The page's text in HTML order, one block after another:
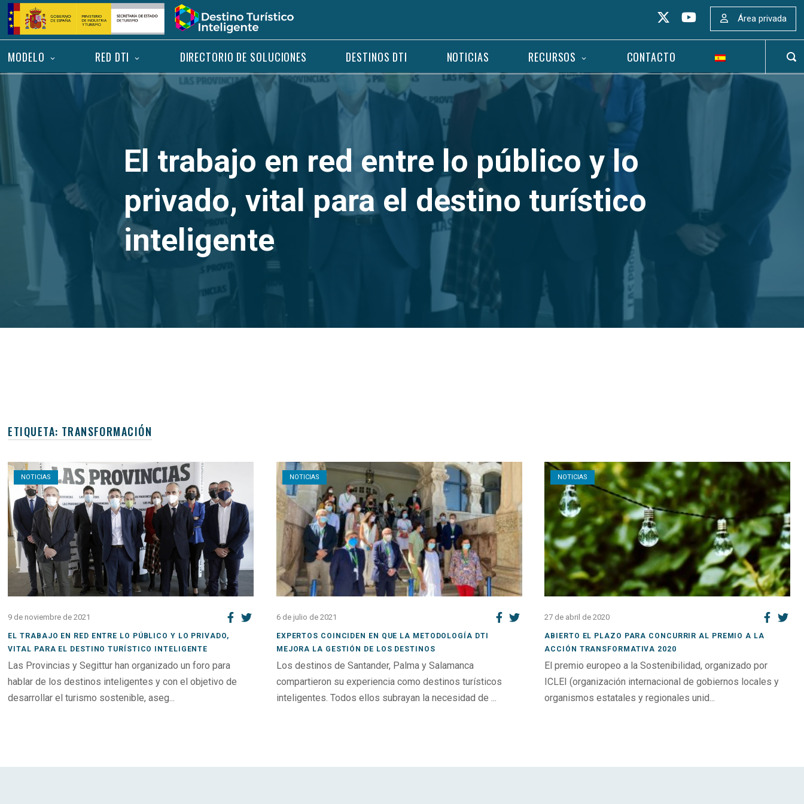
Saltar
contenido
Inicio
Área privada
MODELO RED DTI DIRECTORIO DE SOLUCIONES DESTINOS DTI NOTICIAS RECURSOS CONTACTO
El trabajo en red entre lo público y lo
privado, vital para el destino turístico
inteligente
ETIQUETA: TRANSFORMACIÓN
NOTICIAS
Open post
9 de noviembre de 2021
EL TRABAJO EN RED ENTRE LO PÚBLICO Y LO PRIVADO,
VITAL PARA EL DESTINO TURÍSTICO INTELIGENTE
Las Provincias y Segittur han organizado un foro para
hablar de los destinos inteligentes y con el objetivo de
desarrollar el turismo sostenible, aseg...
NOTICIAS
Open post
6 de julio de 2021
EXPERTOS COINCIDEN EN QUE LA METODOLOGÍA DTI
MEJORA LA GESTIÓN DE LOS DESTINOS
Los destinos de Santander, Palma y Salamanca
compartieron su experiencia como destinos turísticos
inteligentes. Todos ellos subrayan la necesidad de ...
NOTICIAS
Open post
27 de abril de 2020
ABIERTO EL PLAZO PARA CONCURRIR AL PREMIO A LA
ACCIÓN TRANSFORMATIVA 2020
El premio europeo a la Sostenibilidad, organizado por
ICLEI (organización internacional de gobiernos locales y
organismos estatales y regionales unid...